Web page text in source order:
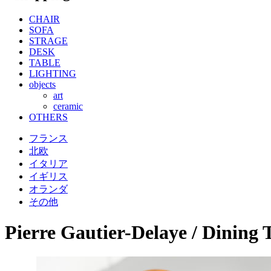
CHAIR
SOFA
STRAGE
DESK
TABLE
LIGHTING
objects
art
ceramic
OTHERS
フランス
北欧
イタリア
イギリス
オランダ
その他
Pierre Gautier-Delaye / Dining